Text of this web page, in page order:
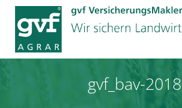
Zum
Inhalt
springen
gvf_bav-2018